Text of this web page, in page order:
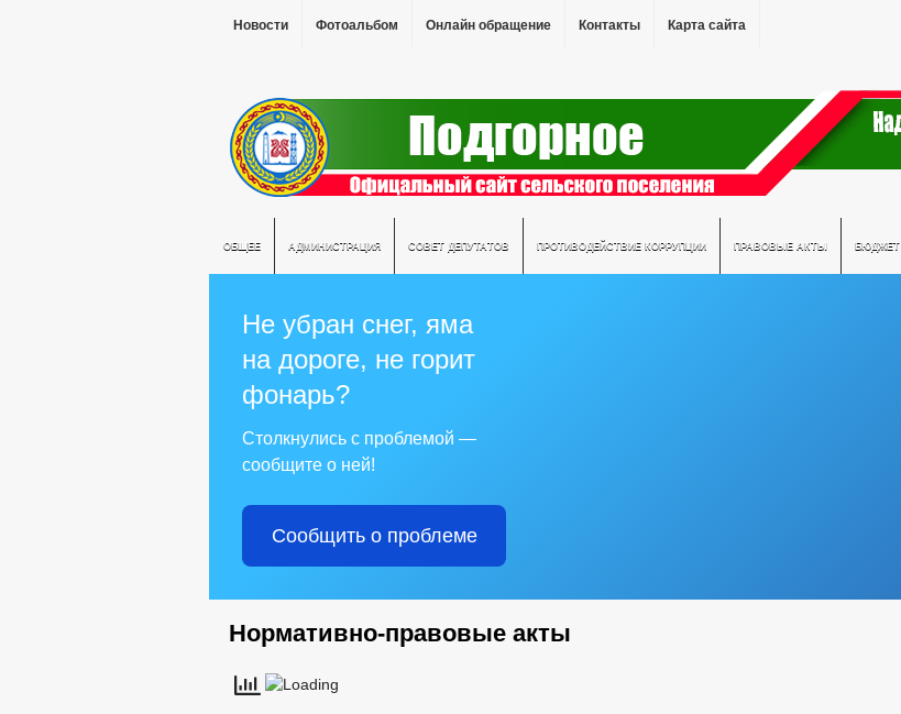
Новости Фотоальбом Онлайн обращение Контакты Карта сайта
ОБЩЕЕ АДМИНИСТРАЦИЯ СОВЕТ ДЕПУТАТОВ ПРОТИВОДЕЙСТВИЕ КОРРУПЦИИ ПРАВОВЫЕ АКТЫ БЮДЖЕТ
Не убран снег, яма
на дороге, не горит
фонарь?
Столкнулись с проблемой —
сообщите о ней!
Сообщить о проблеме
Нормативно-правовые акты